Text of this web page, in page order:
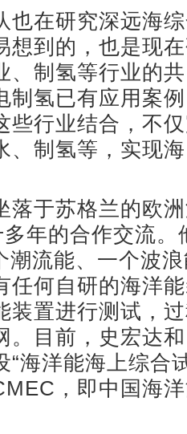
在研究深远海综
想到的，也是现
、制氢等行业的
制氢已有应用案
些行业结合，不
、制氢等，实现
于苏格兰的欧洲
年的合作交流。
潮流能、一个波
任何自研的海洋
装置进行测试，
。目前，史宏达
“海洋能海上综合
，即中国海